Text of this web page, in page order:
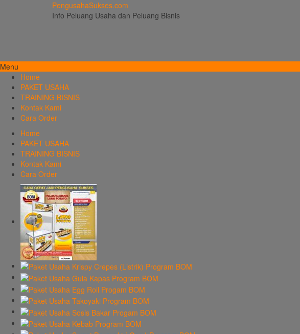
PengusahaSukses.com
Info Peluang Usaha dan Peluang Bisnis
Menu
Home
PAKET USAHA
TRAINING BISNIS
Kontak Kami
Cara Order
Home
PAKET USAHA
TRAINING BISNIS
Kontak Kami
Cara Order